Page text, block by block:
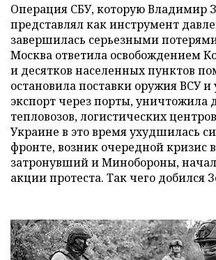
Операция СБУ, которую Владимир
представлял как инструмент
завершилась серьезными
Москва ответила освобождением
и десятков населенных пунктов
остановила поставки оружия ВСУ
экспорт через порты, уничтожила
тепловозов, логистических
Украине в это время ухудшилась
фронте, возник очередной кризис
затронувший и Минобороны,
акции протеста. Так чего добился